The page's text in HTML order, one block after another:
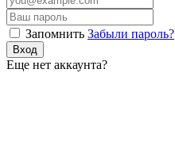
Запомнить Забыли пароль?
Вход
Еще нет аккаунта?